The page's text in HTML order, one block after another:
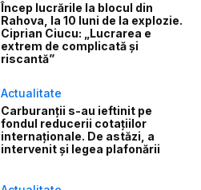
Încep lucrările la blocul din
Rahova, la 10 luni de la explozie.
Ciprian Ciucu: „Lucrarea e
extrem de complicată și
riscantă”
Actualitate
Carburanții s-au ieftinit pe
fondul reducerii cotațiilor
internaționale. De astăzi, a
intervenit și legea plafonării